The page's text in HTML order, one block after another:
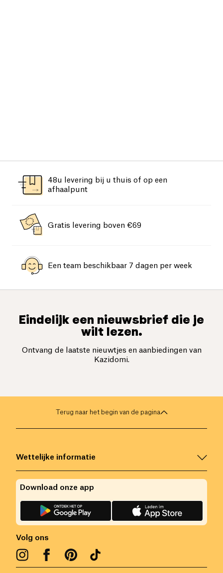
48u levering bij u thuis of op een
afhaalpunt
Gratis levering boven €69
Een team beschikbaar 7 dagen per week
Eindelijk een nieuwsbrief die je
wilt lezen.
Ontvang de laatste nieuwtjes en aanbiedingen van
Kazidomi.
Terug naar het begin van de pagina
Wettelijke informatie
Volg ons
Download onze app